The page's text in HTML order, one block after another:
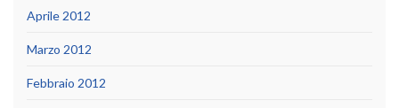
Aprile 2012
Marzo 2012
Febbraio 2012